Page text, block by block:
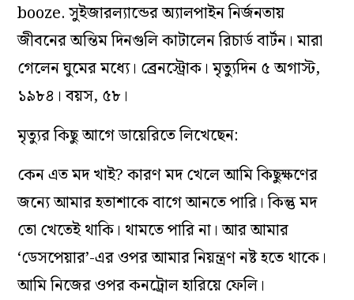
booze. সুইজারল্যান্ডের অ্যালপাইন নির্জনতায়
জীবনের অন্তিম দিনগুলি কাটালেন রিচার্ড বার্টন। মারা
গেলেন ঘুমের মধ্যে। ব্রেনস্ট্রোক। মৃত্যুদিন ৫ অগাস্ট,
১৯৮৪। বয়স, ৫৮।
মৃত্যুর কিছু আগে ডায়েরিতে লিখেছেন:
কেন এত মদ খাই? কারণ মদ খেলে আমি কিছুক্ষণের
জন্যে আমার হতাশাকে বাগে আনতে পারি। কিন্তু মদ
তো খেতেই থাকি। থামতে পারি না। আর আমার
‘ডেসপেয়ার’-এর ওপর আমার নিয়ন্ত্রণ নষ্ট হতে থাকে।
আমি নিজের ওপর কনট্রোল হারিয়ে ফেলি।